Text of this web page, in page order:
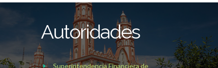
Autoridades
Superintendencia Financiera de